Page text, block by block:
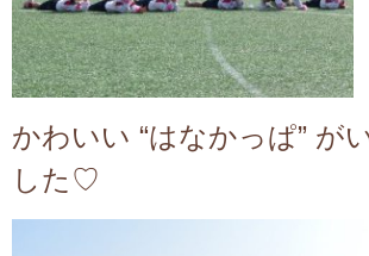
かわいい “はなかっぱ” が
した♡